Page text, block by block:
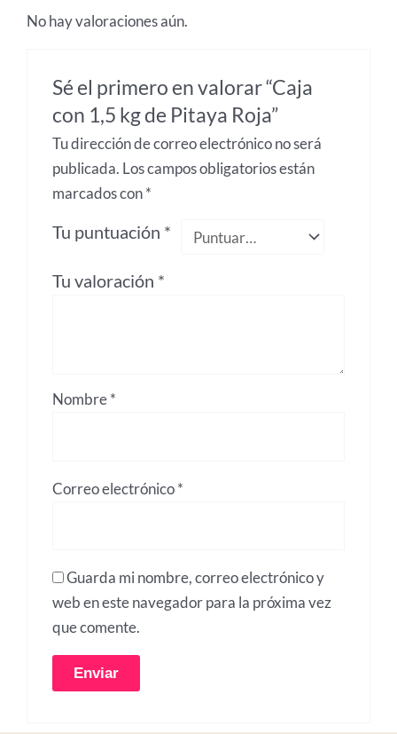
No hay valoraciones aún.
Sé el primero en valorar “Caja
con 1,5 kg de Pitaya Roja”
Tu dirección de correo electrónico no será
publicada. Los campos obligatorios están
marcados con*
Tu puntuación *
Tu valoración *
Nombre*
Correo electrónico*
Guarda mi nombre, correo electrónico y
web en este navegador para la próxima vez
que comente.